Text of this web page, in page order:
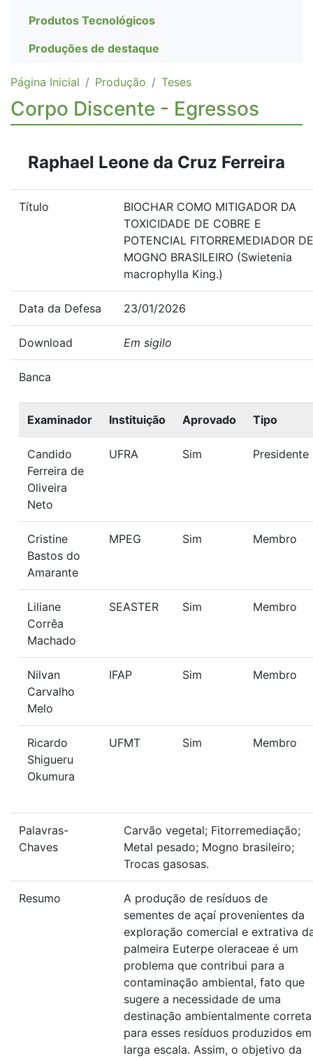
Produtos Tecnológicos
Produções de destaque
Página Inicial Produção Teses
Corpo Discente - Egressos
Raphael Leone da Cruz Ferreira
Título
BIOCHAR COMO MITIGADOR DA
TOXICIDADE DE COBRE E
POTENCIAL FITORREMEDIADOR DE
MOGNO BRASILEIRO (Swietenia
macrophylla King.)
Data da Defesa 23/01/2026
Download Em sigilo
Banca
Examinador Instituição Aprovado Tipo
Candido
Ferreira de
Oliveira
Neto
UFRA Sim Presidente
Cristine
Bastos do
Amarante
MPEG Sim Membro
Liliane
Corrêa
Machado
SEASTER Sim Membro
Nilvan
Carvalho
Melo
IFAP Sim Membro
Ricardo
Shigueru
Okumura
UFMT Sim Membro
Palavras-
Chaves
Carvão vegetal; Fitorremediação;
Metal pesado; Mogno brasileiro;
Trocas gasosas.
Resumo
A produção de resíduos de
sementes de açaí provenientes da
exploração comercial e extrativa
palmeira Euterpe oleraceae é um
problema que contribui para a
contaminação ambiental, fato que
sugere a necessidade de uma
destinação ambientalmente correta
para esses resíduos produzidos em
larga escala. Assim, o objetivo da